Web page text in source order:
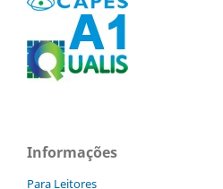
Informações
Para Leitores